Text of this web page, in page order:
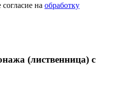
на обработку
(лиственница) с